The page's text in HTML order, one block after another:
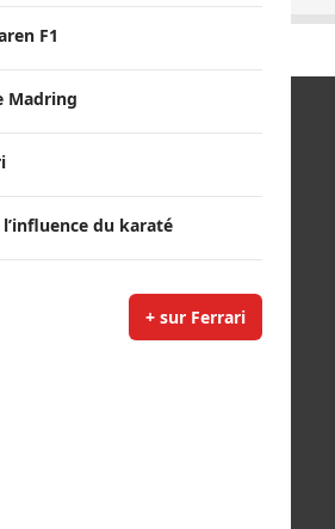
F1
Madring
du karaté
+ sur Ferrari